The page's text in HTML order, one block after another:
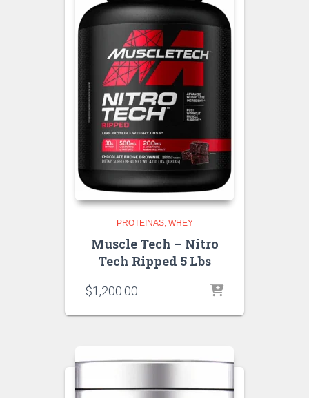
PROTEINAS WHEY
Muscle Tech – Nitro
Tech Ripped 5 Lbs
$1,200.00